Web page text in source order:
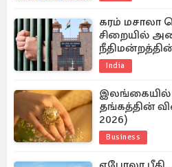
கரம்
சிறையில்
நீதிமன்றத்தின்
India
இலங்கையில்
தங்கத்தின்
2026)
Business